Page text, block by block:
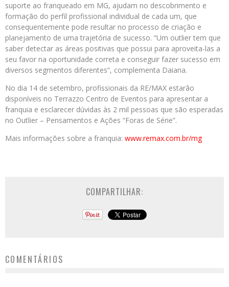
suporte ao franqueado em MG, ajudam no descobrimento e
formação do perfil profissional individual de cada um, que
consequentemente pode resultar no processo de criação e
planejamento de uma trajetória de sucesso. “Um outlier tem que
saber detectar as áreas positivas que possui para aproveita-las a
seu favor na oportunidade correta e conseguir fazer sucesso em
diversos segmentos diferentes”, complementa Daiana.
No dia 14 de setembro, profissionais da RE/MAX estarão
disponíveis no Terrazzo Centro de Eventos para apresentar a
franquia e esclarecer dúvidas às 2 mil pessoas que são esperadas
no Outlier – Pensamentos e Ações “Foras de Série”.
Mais informações sobre a franquia: www.remax.com.br/mg
COMPARTILHAR:
COMENTÁRIOS